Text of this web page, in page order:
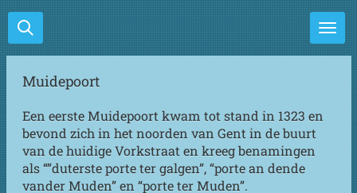
Ga
direct
naar
hoofdinhoud
Muidepoort
Een eerste Muidepoort kwam tot stand in 1323 en
bevond zich in het noorden van Gent in de buurt
van de huidige Vorkstraat en kreeg benamingen
als “”duterste porte ter galgen”, “porte an dende
vander Muden” en “porte ter Muden”.